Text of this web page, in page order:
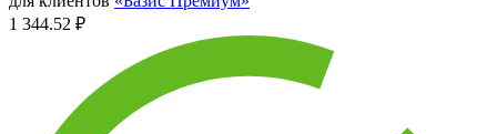
1 344.52 ₽